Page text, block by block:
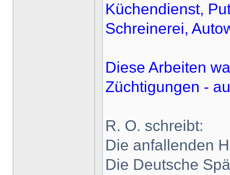
Küchendienst,
Schreinerei,
Diese Arbeiten
Züchtigungen -
R. O. schreibt:
Die anfallenden
Die Deutsche